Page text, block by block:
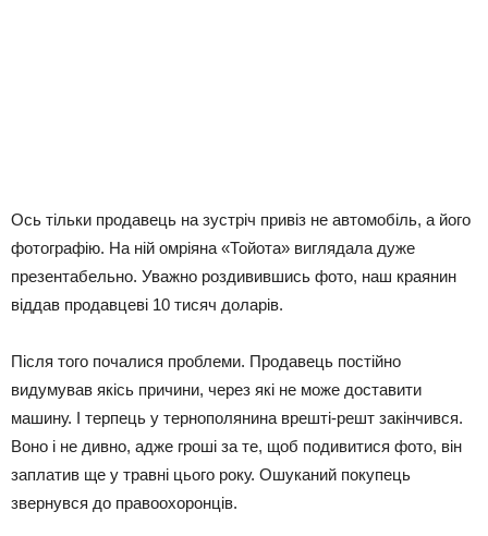
Ось тільки продавець на зустріч привіз не автомобіль, а його
фотографію. На ній омріяна «Тойота» виглядала дуже
презентабельно. Уважно роздивившись фото, наш краянин
віддав продавцеві 10 тисяч доларів.
Після того почалися проблеми. Продавець постійно
видумував якісь причини, через які не може доставити
машину. І терпець у тернополянина врешті-решт закінчився.
Воно і не дивно, адже гроші за те, щоб подивитися фото, він
заплатив ще у травні цього року. Ошуканий покупець
звернувся до правоохоронців.